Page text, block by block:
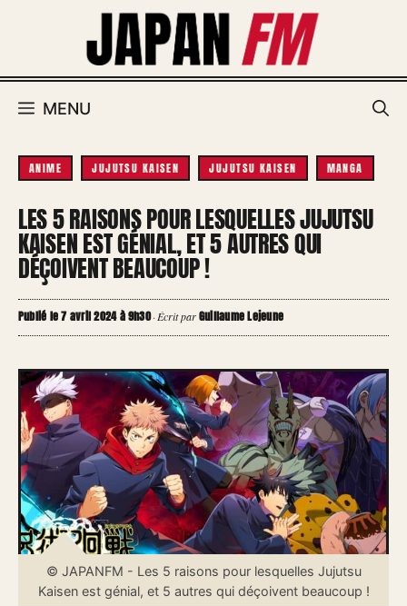
MENU
ANIME JUJUTSU KAISEN JUJUTSU KAISEN MANGA
LES 5 RAISONS POUR LESQUELLES JUJUTSU
KAISEN EST GÉNIAL, ET 5 AUTRES QUI
DÉÇOIVENT BEAUCOUP !
Publié le 7 avril 2024 à 9h30·Écrit parGuillaume Lejeune
© JAPANFM - Les 5 raisons pour lesquelles Jujutsu
Kaisen est génial, et 5 autres qui déçoivent beaucoup !